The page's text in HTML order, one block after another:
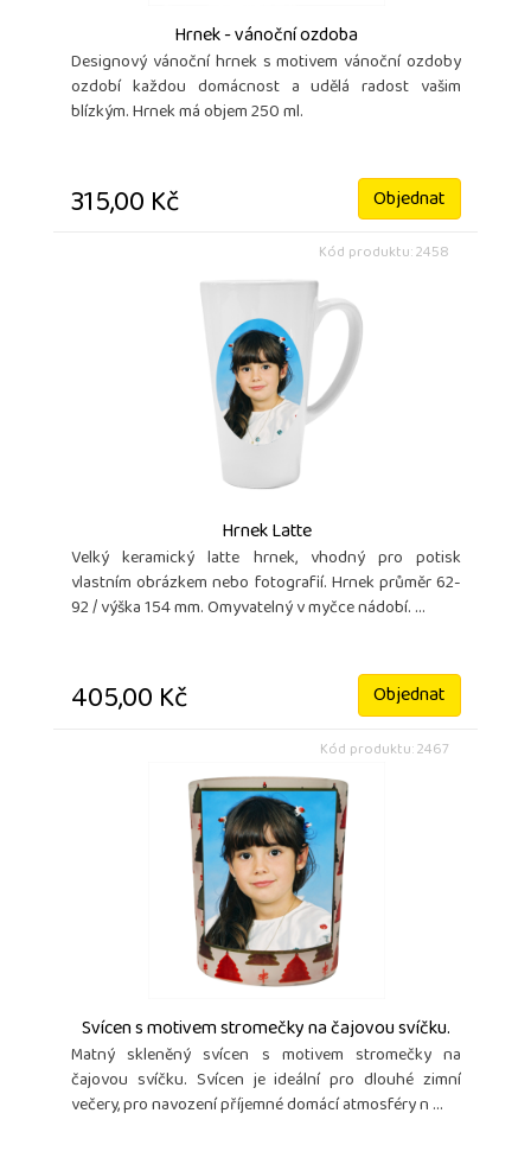
Hrnek - vánoční ozdoba
Designový vánoční hrnek s motivem vánoční ozdoby
ozdobí každou domácnost a udělá radost vašim
blízkým. Hrnek má objem 250 ml.
315,00 Kč Objednat
Kód produktu: 2458
Hrnek Latte
Velký keramický latte hrnek, vhodný pro potisk
vlastním obrázkem nebo fotografií. Hrnek průměr 62-
92 / výška 154 mm. Omyvatelný v myčce nádobí. ...
405,00 Kč Objednat
Kód produktu: 2467
Svícen s motivem stromečky na čajovou svíčku.
Matný skleněný svícen s motivem stromečky na
čajovou svíčku. Svícen je ideální pro dlouhé zimní
večery, pro navození příjemné domácí atmosféry n ...